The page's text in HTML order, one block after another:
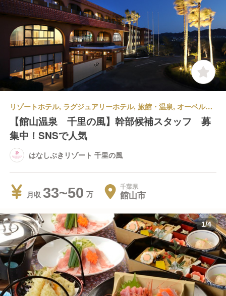
リゾートホテル, ラグジュアリーホテル, 旅館・温泉, オーベルジュ | 宿泊部門 | マネージャー・支配人・副支配人・女将 | はなしぶきリゾート 千里の風
【館山温泉 千里の風】幹部候補スタッフ 募
集中！SNSで人気
はなしぶきリゾート 千里の風
月収 33~50 千葉県
館山市
1/4